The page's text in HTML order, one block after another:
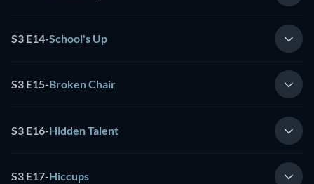
S3 E14-School's Up
S3 E15-Broken Chair
S3 E16-Hidden Talent
S3 E17-Hiccups